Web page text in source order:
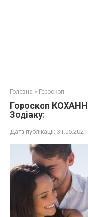
Головна » Гороскоп
Гороскоп
Зодіаку:
Дата публікації: 31.05.2021